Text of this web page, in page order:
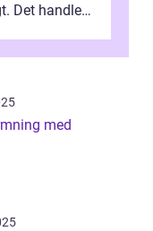
Det handler
med